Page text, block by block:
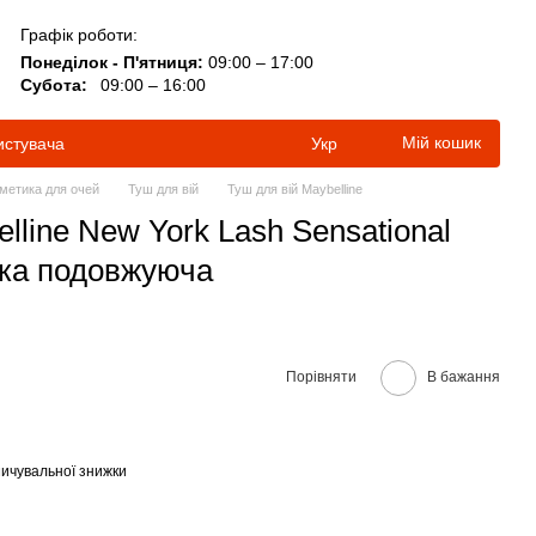
Графік роботи:
Понеділок - П'ятниця: 09:00 – 17:00
Субота:
09:00 – 16:00
Укр Мій кошик
для очей Туш для вій Туш для вій Maybelline
New York Lash Sensational
подовжуюча
Порівняти В бажання
знижки